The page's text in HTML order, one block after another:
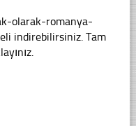
olarak-romanya-
indirebilirsiniz. Tam